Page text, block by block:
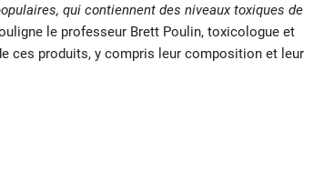
qui contiennent des niveaux toxiques de
le professeur Brett Poulin, toxicologue et
ces produits, y compris leur composition et leur